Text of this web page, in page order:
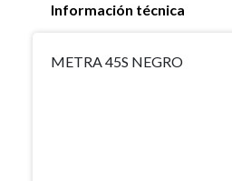
Información técnica
METRA 45S NEGRO